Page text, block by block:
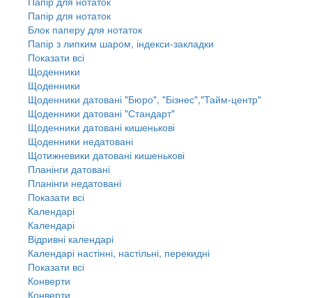
Папір для нотаток
Блок паперу для нотаток
Папір з липким шаром, індекси-закладки
Показати всі
Щоденники
Щоденники
Щоденники датовані "Бюро", "Бізнес","Тайм-центр"
Щоденники датовані "Стандарт"
Щоденники датовані кишенькові
Щоденники недатовані
Щотижневики датовані кишенькові
Планінги датовані
Планінги недатовані
Показати всі
Календарі
Календарі
Відривні календарі
Календарі настінні, настільні, перекидні
Показати всі
Конверти
Конверти